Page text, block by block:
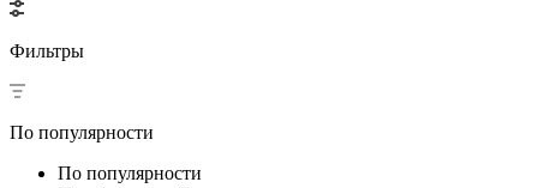
Фильтры
По популярности
По популярности